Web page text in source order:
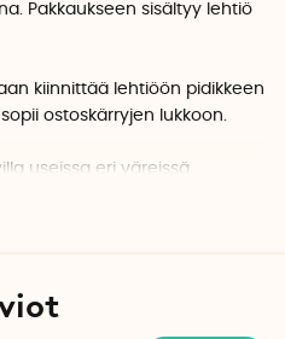
Pakkaukseen sisältyy lehtiö
kiinnittää lehtiöön pidikkeen
ostoskärryjen lukkoon.
useissa eri väreissä.